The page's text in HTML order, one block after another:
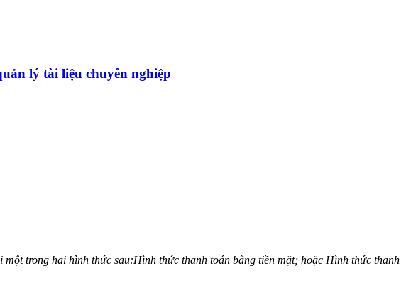
lý tài liệu chuyên nghiệp
một trong hai hình thức sau:Hình thức thanh toán bằng tiền mặt; hoặc Hình thức thanh